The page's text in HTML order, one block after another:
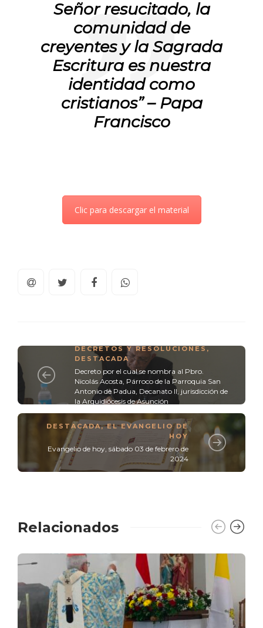
Señor resucitado, la
comunidad de
creyentes y la Sagrada
Escritura es nuestra
identidad como
cristianos” – Papa
Francisco
Clic para descargar el material
DECRETOS Y RESOLUCIONES,
DESTACADA
Decreto por el cual se nombra al Pbro.
Nicolás Acosta, Párroco de la Parroquia San
Antonio de Padua, Decanato II, jurisdicción de
la Arquidiócesis de Asunción
DESTACADA,EL EVANGELIO DE
HOY
Evangelio de hoy, sábado 03 de febrero de
2024
Relacionados